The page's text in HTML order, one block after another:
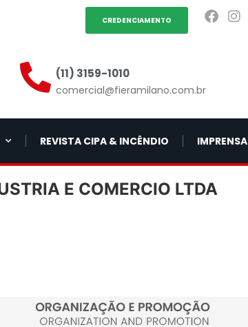
CREDENCIAMENTO
(11) 3159-1010
comercial@fieramilano.com.br
REVISTA CIPA & INCÊNDIO IMPRENSA
E COMERCIO LTDA